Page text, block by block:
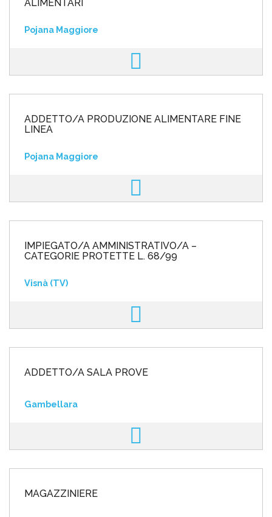
ALIMENTARI
Pojana Maggiore
ADDETTO/A PRODUZIONE ALIMENTARE FINE
LINEA
Pojana Maggiore
IMPIEGATO/A AMMINISTRATIVO/A –
CATEGORIE PROTETTE L. 68/99
Visnà (TV)
ADDETTO/A SALA PROVE
Gambellara
MAGAZZINIERE